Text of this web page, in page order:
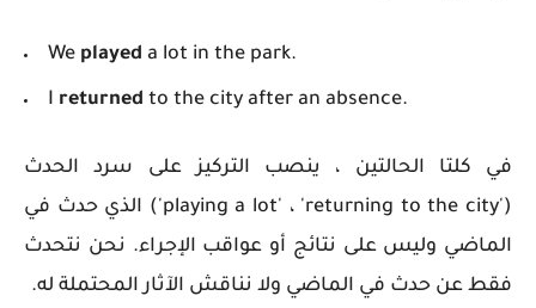
We played a lot in the park.
I returned to the city after an absence.
في كلتا الحالتين ، ينصب التركيز على سرد الحدث
('playing a lot' ، 'returning to the city') الذي حدث في
الماضي وليس على نتائج أو عواقب الإجراء. نحن نتحدث
فقط عن حدث في الماضي ولا نناقش الآثار المحتملة له.